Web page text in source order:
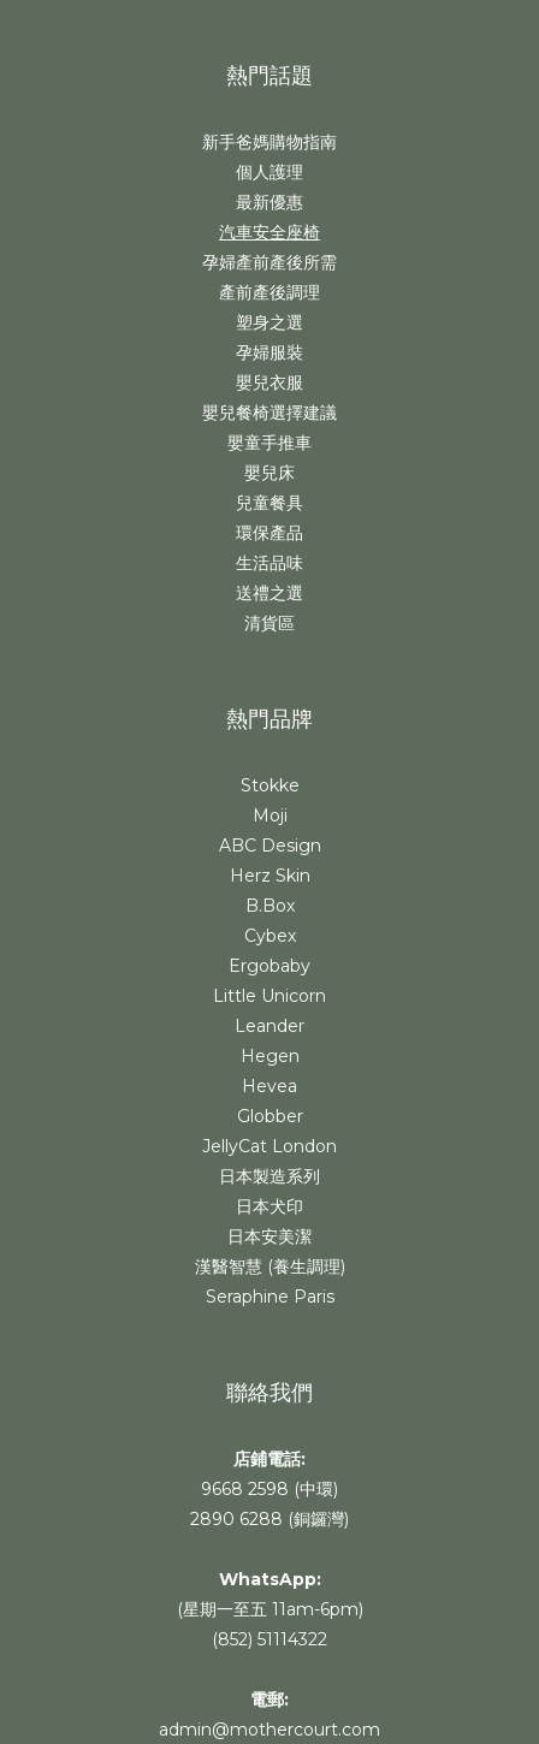
熱門話題
新手爸媽購物指南
個人護理
最新優惠
汽車安全座椅
孕婦產前產後所需
產前產後調理
塑身之選
孕婦服裝
嬰兒衣服
嬰兒餐椅選擇建議
嬰童手推車
嬰兒床
兒童餐具
環保產品
生活品味
送禮之選
清貨區
熱門品牌
Stokke
Moji
ABC Design
Herz Skin
B.Box
Cybex
Ergobaby
Little Unicorn
Leander
Hegen
Hevea
Globber
JellyCat London
日本製造系列
日本犬印
日本安美潔
漢醫智慧 (養生調理)
Seraphine Paris
聯絡我們
店鋪電話:
9668 2598 (中環)
2890 6288 (銅鑼灣)
WhatsApp:
(星期一至五 11am-6pm)
(852) 51114322
電郵:
admin@mothercourt.com